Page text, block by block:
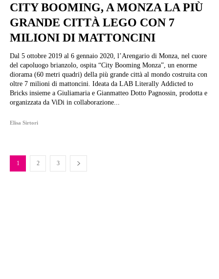
CITY BOOMING, A MONZA LA PIÙ
GRANDE CITTÀ LEGO CON 7
MILIONI DI MATTONCINI
Dal 5 ottobre 2019 al 6 gennaio 2020, l’Arengario di Monza, nel cuore
del capoluogo brianzolo, ospita “City Booming Monza”, un enorme
diorama (60 metri quadri) della più grande città al mondo costruita con
oltre 7 milioni di mattoncini. Ideata da LAB Literally Addicted to
Bricks insieme a Giuliamaria e Gianmatteo Dotto Pagnossin, prodotta e
organizzata da ViDi in collaborazione...
Elisa Sirtori
1 2 3